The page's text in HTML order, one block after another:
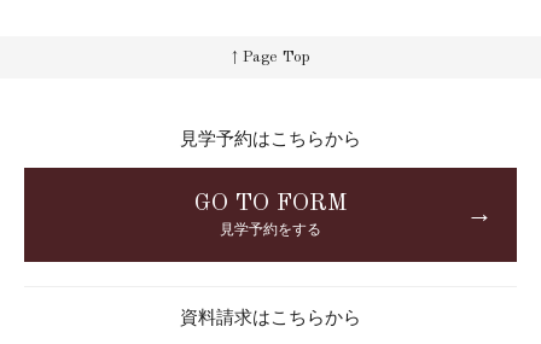
↑ Page Top
見学予約はこちらから
GO TO FORM
見学予約をする
→
資料請求はこちらから